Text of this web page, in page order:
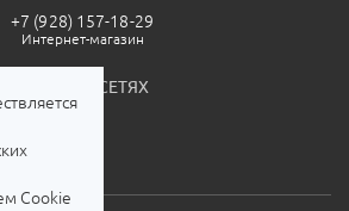
+7 (928) 157-18-29
Интернет-магазин
МЫ В СОЦСЕТЯХ
Cookie